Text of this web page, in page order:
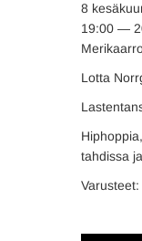
tahdissa
8
19:00 —
Lotta